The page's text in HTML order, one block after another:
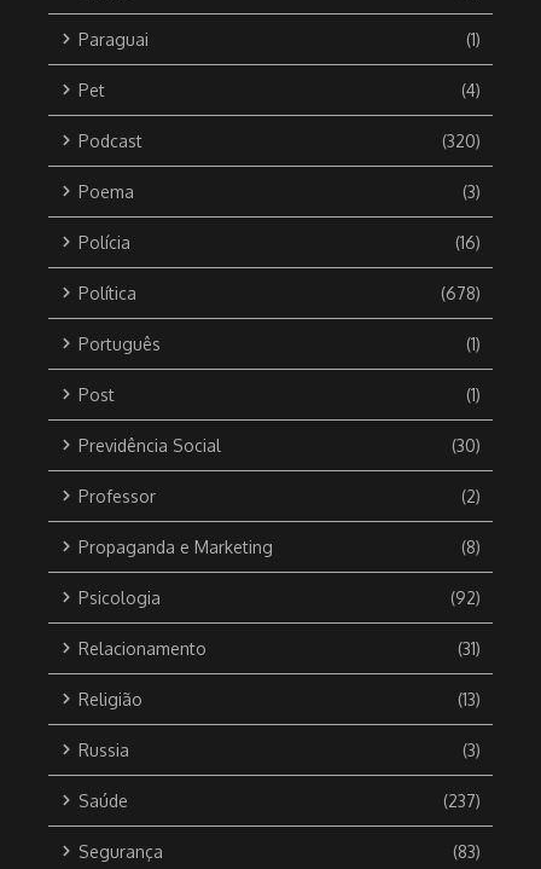
Paraguai (1)
Pet (4)
Podcast (320)
Poema (3)
Polícia (16)
Política (678)
Português (1)
Post (1)
Previdência Social (30)
Professor (2)
Propaganda e Marketing (8)
Psicologia (92)
Relacionamento (31)
Religião (13)
Russia (3)
Saúde (237)
Segurança (83)